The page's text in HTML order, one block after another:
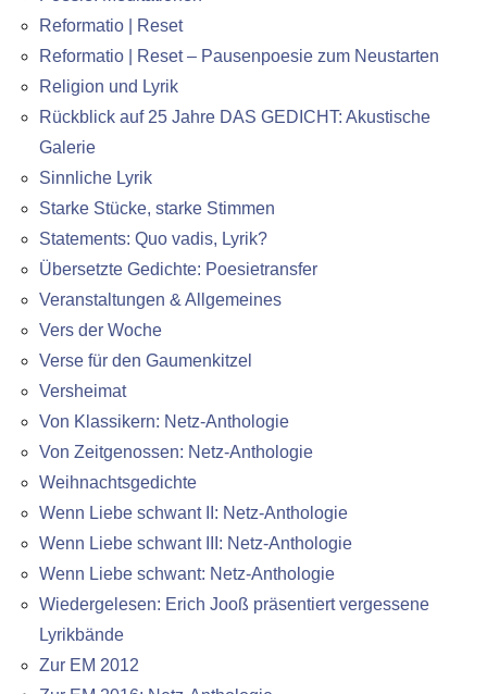
Reformatio | Reset
Reformatio | Reset – Pausenpoesie zum Neustarten
Religion und Lyrik
Rückblick auf 25 Jahre DAS GEDICHT: Akustische
Galerie
Sinnliche Lyrik
Starke Stücke, starke Stimmen
Statements: Quo vadis, Lyrik?
Übersetzte Gedichte: Poesietransfer
Veranstaltungen & Allgemeines
Vers der Woche
Verse für den Gaumenkitzel
Versheimat
Von Klassikern: Netz-Anthologie
Von Zeitgenossen: Netz-Anthologie
Weihnachtsgedichte
Wenn Liebe schwant II: Netz-Anthologie
Wenn Liebe schwant III: Netz-Anthologie
Wenn Liebe schwant: Netz-Anthologie
Wiedergelesen: Erich Jooß präsentiert vergessene
Lyrikbände
Zur EM 2012